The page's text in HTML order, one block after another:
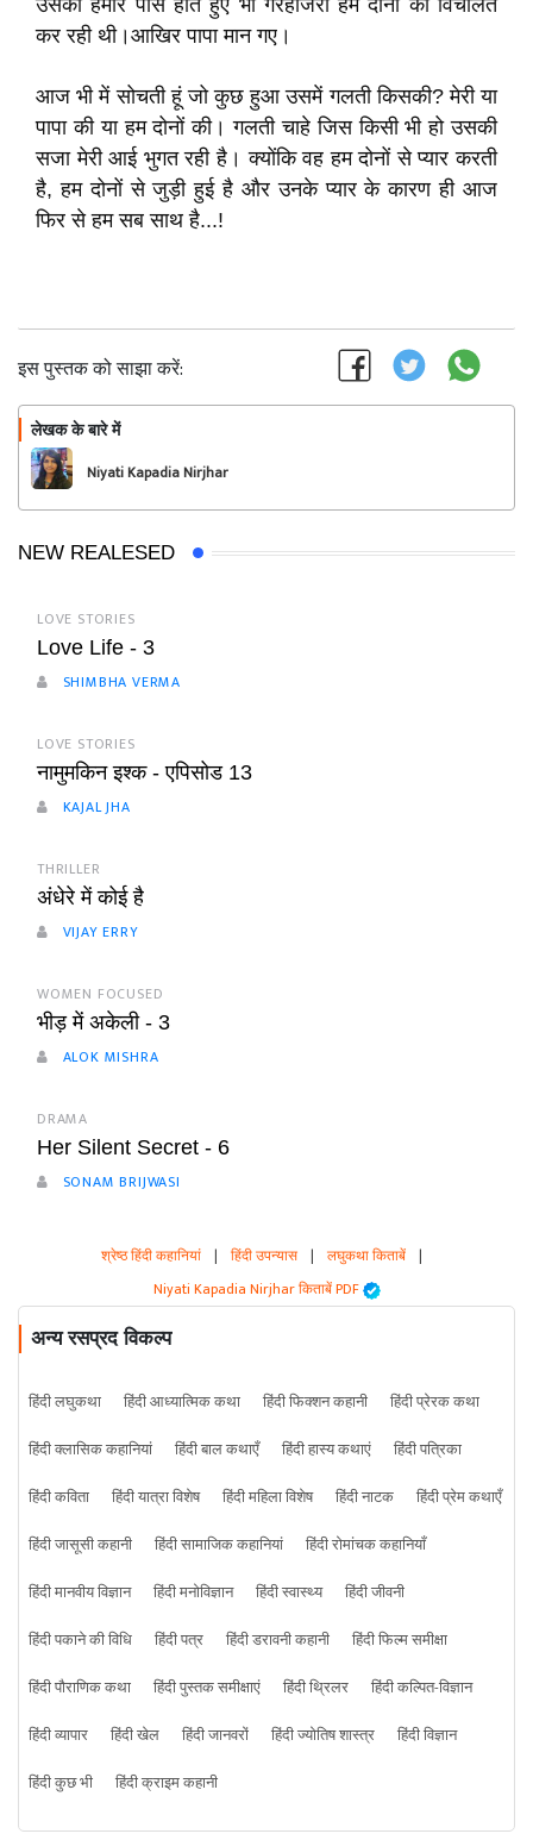
उसकी हमारे पास होते हुए भी गेरहाजरी हम दोनों को विचलित
कर रही थी।आखिर पापा मान गए।
आज भी में सोचती हूं जो कुछ हुआ उसमें गलती किसकी? मेरी या
पापा की या हम दोनों की। गलती चाहे जिस किसी भी हो उसकी
सजा मेरी आई भुगत रही है। क्योंकि वह हम दोनों से प्यार करती
है, हम दोनों से जुड़ी हुई है और उनके प्यार के कारण ही आज
फिर से हम सब साथ है...!
इस पुस्तक को साझा करें:
लेखक के बारे में
Niyati Kapadia Nirjhar
NEW REALESED
LOVE STORIES
Love Life - 3
SHIMBHA VERMA
LOVE STORIES
नामुमकिन इश्क - एपिसोड 13
KAJAL JHA
THRILLER
अंधेरे में कोई है
VIJAY ERRY
WOMEN FOCUSED
भीड़ में अकेली - 3
ALOK MISHRA
DRAMA
Her Silent Secret - 6
SONAM BRIJWASI
श्रेष्ठ हिंदी कहानियां | हिंदी उपन्यास | लघुकथा किताबें |
Niyati Kapadia Nirjhar किताबें PDF
अन्य रसप्रद विकल्प
हिंदी लघुकथा हिंदी आध्यात्मिक कथा हिंदी फिक्शन कहानी
हिंदी प्रेरक कथा
हिंदी क्लासिक कहानियां
हिंदी बाल कथाएँ हिंदी हास्य कथाएं
हिंदी पत्रिका
हिंदी कविता
हिंदी यात्रा विशेष हिंदी महिला विशेष हिंदी नाटक
हिंदी प्रेम कथाएँ
हिंदी जासूसी कहानी
हिंदी सामाजिक कहानियां
हिंदी रोमांचक कहानियाँ
हिंदी मानवीय विज्ञान
हिंदी मनोविज्ञान हिंदी स्वास्थ्य
हिंदी जीवनी
हिंदी पकाने की विधि
हिंदी पत्र हिंदी डरावनी कहानी
हिंदी फिल्म समीक्षा
हिंदी पौराणिक कथा
हिंदी पुस्तक समीक्षाएं हिंदी थ्रिलर
हिंदी कल्पित-विज्ञान
हिंदी व्यापार
हिंदी खेल हिंदी जानवरों हिंदी ज्योतिष शास्त्र
हिंदी विज्ञान
हिंदी कुछ भी
हिंदी क्राइम कहानी